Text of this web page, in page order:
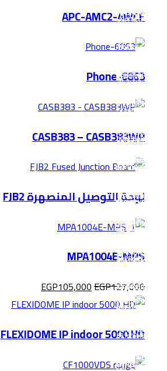
APC-AMC2-4WCF
6863-Phone
CASB383 – CASB383WP
لوحة التوصيل المنصهرة FJB2
MPA1004E-MPS
EGP127,000
EGP105,000
FLEXIDOME IP indoor 5000 HD